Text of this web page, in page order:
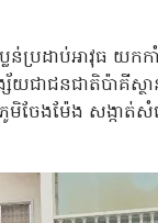
ប្រដាប់អាវុធ យកកាំ
ាជនជាតិប៉ាគីស្ថា
ភូមិចែងម៉ែង សង្កា